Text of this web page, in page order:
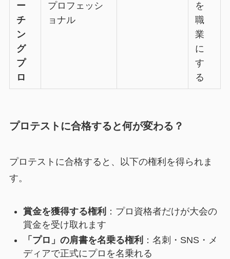
ー
チ
ン
グ
プ
ロ
プロフェッシ
ョナル
を
職
業
に
す
る
プロテストに合格すると何が変わる？
プロテストに合格すると、以下の権利を得られま
す。
賞金を獲得する権利 ：プロ資格者だけが大会の
賞金を受け取れます
「プロ」の肩書を名乗る権利 ：名刺・SNS・メ
ディアで正式にプロを名乗れる